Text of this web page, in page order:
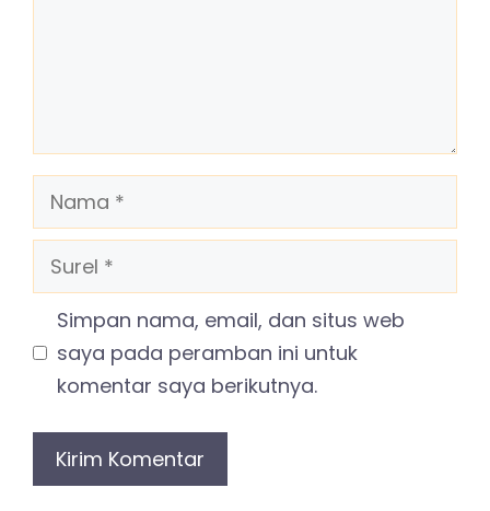
Nama
Surel
Simpan nama, email, dan situs web
saya pada peramban ini untuk
komentar saya berikutnya.